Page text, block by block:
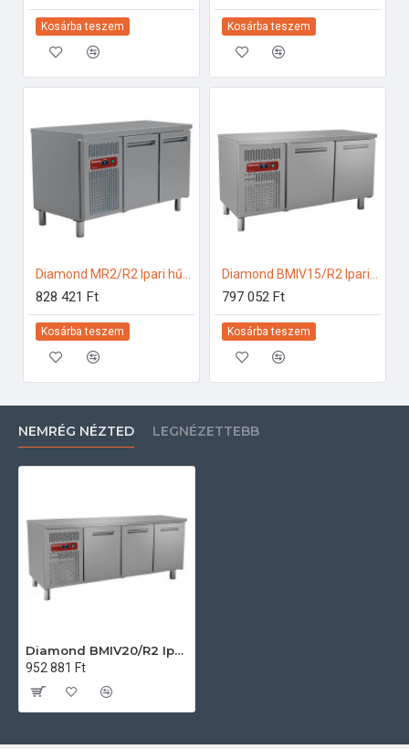
Kosárba teszem Kosárba teszem
828 421 Ft
Kosárba teszem
797 052 Ft
Kosárba teszem
NEMRÉG NÉZTED LEGNÉZETTEBB
Diamond BMIV20/R2 Ipari hűtött munkaasztal
952 881 Ft